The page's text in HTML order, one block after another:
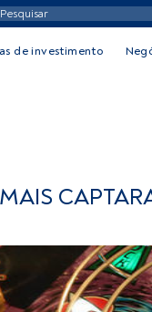
de investimento